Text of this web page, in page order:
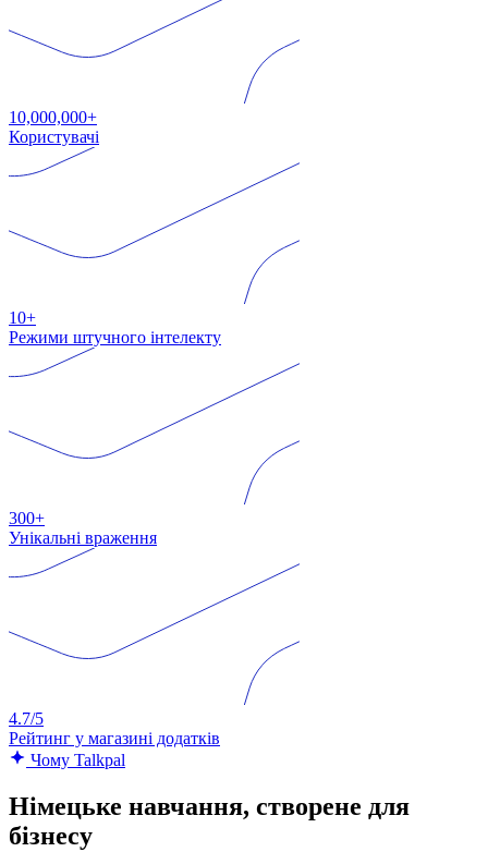
10,000,000+
Користувачі
10+
Режими штучного інтелекту
300+
Унікальні враження
4.7/5
Рейтинг у магазині додатків
Чому Talkpal
Німецьке навчання, створене для
бізнесу